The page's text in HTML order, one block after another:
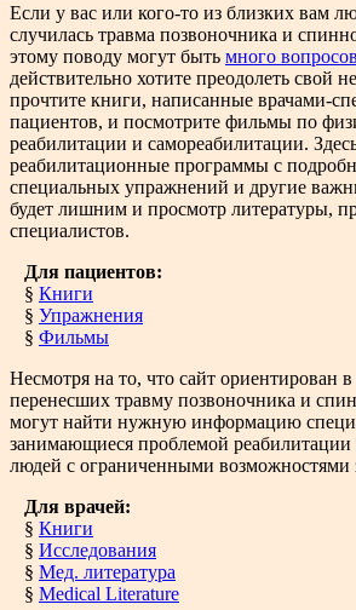
Если у вас или кого-то из близких вам
случилась травма позвоночника и
этому поводу могут быть много вопросов
действительно хотите преодолеть свой
прочтите книги, написанные врачами-
пациентов, и посмотрите фильмы по
реабилитации и самореабилитации.
реабилитационные программы с
специальных упражнений и другие
будет лишним и просмотр литературы,
специалистов.
Для пациентов:
§ Книги
§ Упражнения
§ Фильмы
Несмотря на то, что сайт ориентирован
перенесших травму позвоночника и
могут найти нужную информацию
занимающиеся проблемой реабилитации
людей с ограниченными возможностями
Для врачей:
§ Книги
§ Исследования
§ Мед. литература
§ Medical Literature